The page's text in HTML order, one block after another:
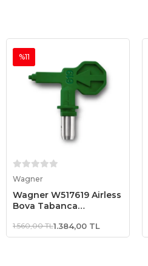
Wagner
Wagner W517619 Airless
Boya Tabanca
%11
1.560,00 TL1.384,00 TL